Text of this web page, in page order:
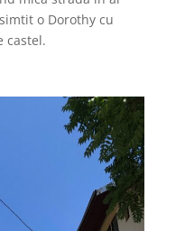
o Dorothy cu
castel.